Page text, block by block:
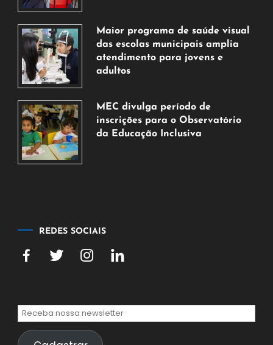
de
agosto
de
2026
Maior programa de saúde visual
das escolas municipais amplia
atendimento para jovens e
adultos
de
agosto
de
MEC divulga período de
inscrições para o Observatório
da Educação Inclusiva
REDES SOCIAIS